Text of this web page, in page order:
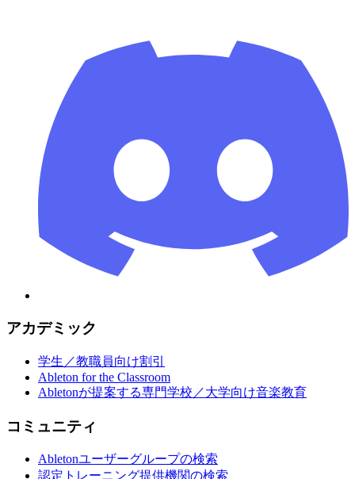
アカデミック
学生／教職員向け割引
Ableton for the Classroom
Abletonが提案する専門学校／大学向け音楽教育
コミュニティ
Abletonユーザーグループの検索
認定トレーニング提供機関の検索